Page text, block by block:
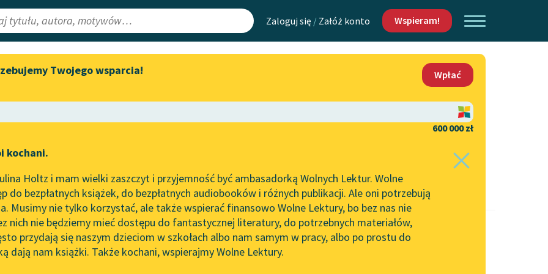
Zaloguj się / Załóż konto Wspieram!
Lektury
redakcyjne
Aktualności
„Prokurator Alicja Horn” do
literatury skandynawskiej
Spotkanie z Katarzyną Tunkiel
w Oslo
102. lata temu zmarł Joseph
Conrad
Mapa Wolnych Lektur
Leśmianator
API
OAI-PMH
Widget Wolnych Lektur
Kontakt
O projekcie
Zasady wykorzystania
Wolnych Lektur
Logotypy
Materiały promocyjne
Twojego wsparcia!
Wpłać
600 000 zł
kochani.
Holtz i mam wielki zaszczyt i przyjemność być ambasadorką Wolnych Lektur. Wolne
do bezpłatnych książek, do bezpłatnych audiobooków i różnych publikacji. Ale oni potrzebują
Musimy nie tylko korzystać, ale także wspierać finansowo Wolne Lektury, bo bez nas nie
nich nie będziemy mieć dostępu do fantastycznej literatury, do potrzebnych materiałów,
przydają się naszym dzieciom w szkołach albo nam samym w pracy, albo po prostu do
dają nam książki. Także kochani, wspierajmy Wolne Lektury.